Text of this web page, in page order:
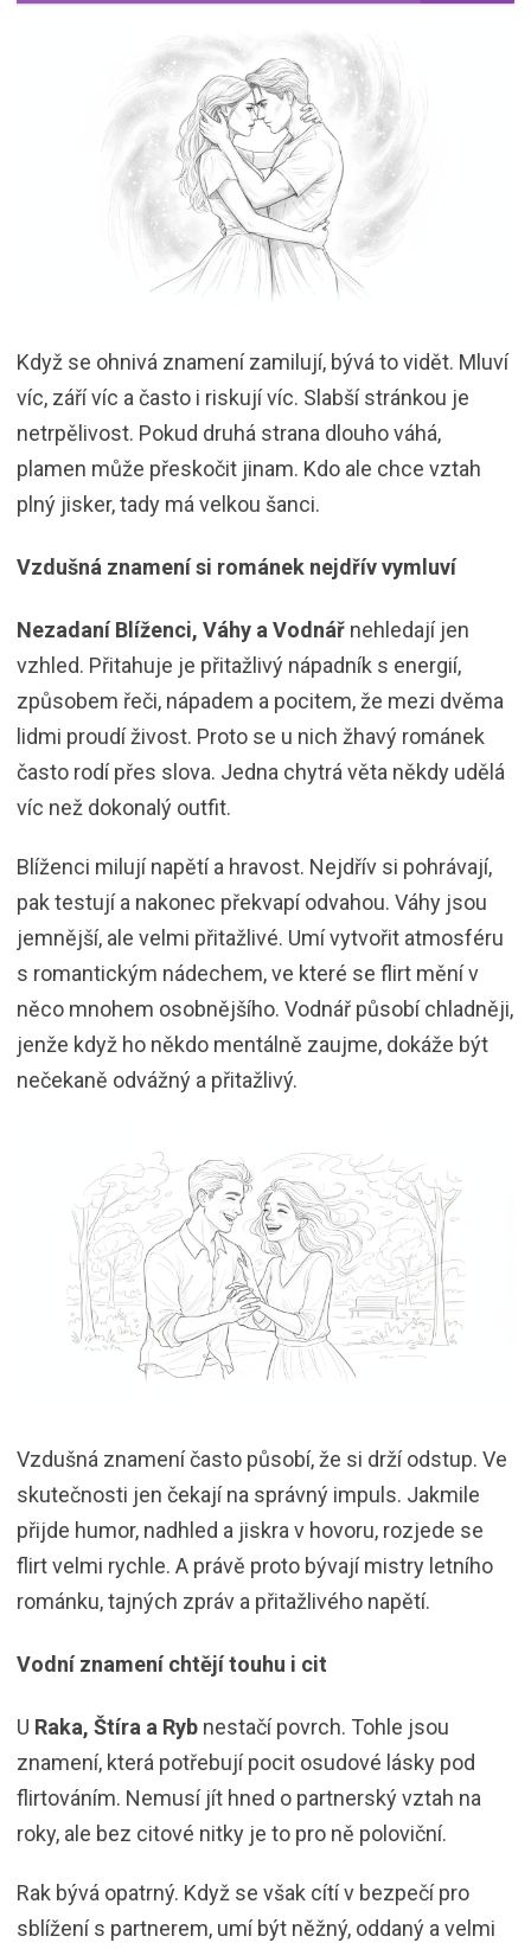
Když se ohnivá znamení zamilují, bývá to vidět. Mluví
víc, září víc a často i riskují víc. Slabší stránkou je
netrpělivost. Pokud druhá strana dlouho váhá,
plamen může přeskočit jinam. Kdo ale chce vztah
plný jisker, tady má velkou šanci.
Vzdušná znamení si románek nejdřív vymluví
Nezadaní Blíženci, Váhy a Vodnář nehledají jen
vzhled. Přitahuje je přitažlivý nápadník s energií,
způsobem řeči, nápadem a pocitem, že mezi dvěma
lidmi proudí živost. Proto se u nich žhavý románek
často rodí přes slova. Jedna chytrá věta někdy udělá
víc než dokonalý outfit.
Blíženci milují napětí a hravost. Nejdřív si pohrávají,
pak testují a nakonec překvapí odvahou. Váhy jsou
jemnější, ale velmi přitažlivé. Umí vytvořit atmosféru
s romantickým nádechem, ve které se flirt mění v
něco mnohem osobnějšího. Vodnář působí chladněji,
jenže když ho někdo mentálně zaujme, dokáže být
nečekaně odvážný a přitažlivý.
Vzdušná znamení často působí, že si drží odstup. Ve
skutečnosti jen čekají na správný impuls. Jakmile
přijde humor, nadhled a jiskra v hovoru, rozjede se
flirt velmi rychle. A právě proto bývají mistry letního
románku, tajných zpráv a přitažlivého napětí.
Vodní znamení chtějí touhu i cit
U Raka, Štíra a Ryb nestačí povrch. Tohle jsou
znamení, která potřebují pocit osudové lásky pod
flirtováním. Nemusí jít hned o partnerský vztah na
roky, ale bez citové nitky je to pro ně poloviční.
Rak bývá opatrný. Když se však cítí v bezpečí pro
sblížení s partnerem, umí být něžný, oddaný a velmi